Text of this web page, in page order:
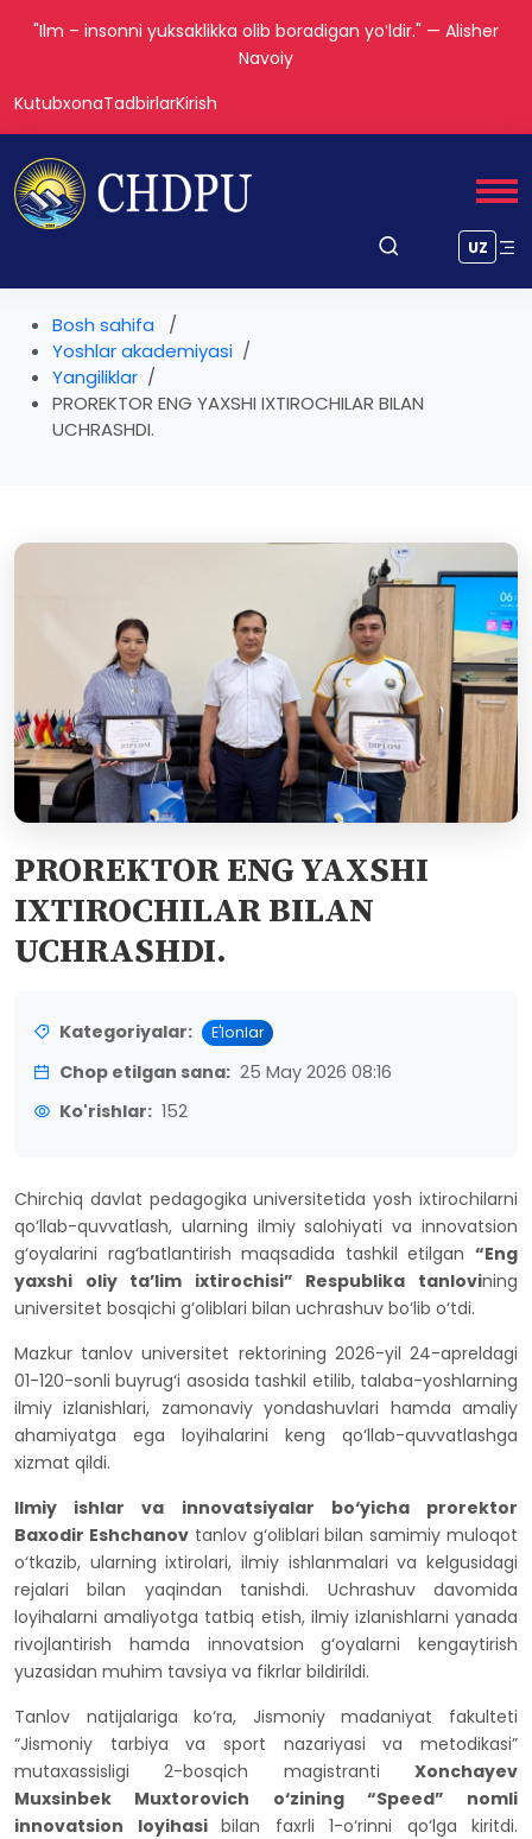
"Ilm – insonni yuksaklikka olib boradigan yoʻldir." — Alisher
Navoiy
KutubxonaTadbirlarKirish
UZ
Bosh sahifa
Yoshlar akademiyasi
Yangiliklar
PROREKTOR ENG YAXSHI IXTIROCHILAR BILAN
UCHRASHDI.
PROREKTOR ENG YAXSHI
IXTIROCHILAR BILAN
UCHRASHDI.
Kategoriyalar: E'lonlar
Chop etilgan sana: 25 May 2026 08:16
Ko'rishlar: 152
Chirchiq davlat pedagogika universitetida yosh ixtirochilarni
qo‘llab-quvvatlash, ularning ilmiy salohiyati va innovatsion
g‘oyalarini rag‘batlantirish maqsadida tashkil etilgan “Eng
yaxshi oliy ta’lim ixtirochisi” Respublika tanlovining
universitet bosqichi g‘oliblari bilan uchrashuv bo‘lib o‘tdi.
Mazkur tanlov universitet rektorining 2026-yil 24-apreldagi
01-120-sonli buyrug‘i asosida tashkil etilib, talaba-yoshlarning
ilmiy izlanishlari, zamonaviy yondashuvlari hamda amaliy
ahamiyatga ega loyihalarini keng qo‘llab-quvvatlashga
xizmat qildi.
Ilmiy ishlar va innovatsiyalar bo‘yicha prorektor
Baxodir Eshchanovtanlov g‘oliblari bilan samimiy muloqot
o‘tkazib, ularning ixtirolari, ilmiy ishlanmalari va kelgusidagi
rejalari bilan yaqindan tanishdi. Uchrashuv davomida
loyihalarni amaliyotga tatbiq etish, ilmiy izlanishlarni yanada
rivojlantirish hamda innovatsion g‘oyalarni kengaytirish
yuzasidan muhim tavsiya va fikrlar bildirildi.
Tanlov natijalariga ko‘ra, Jismoniy madaniyat fakulteti
“Jismoniy tarbiya va sport nazariyasi va metodikasi”
mutaxassisligi 2-bosqich magistranti Xonchayev
Muxsinbek Muxtorovich o‘zining “Speed” nomli
innovatsion loyihasi bilan faxrli 1-o‘rinni qo‘lga kiritdi.